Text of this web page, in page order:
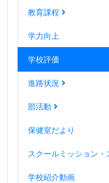
教育課程
学力向上
学校評価
進路状況
部活動
保健室だより
スクールミッション
学校紹介動画